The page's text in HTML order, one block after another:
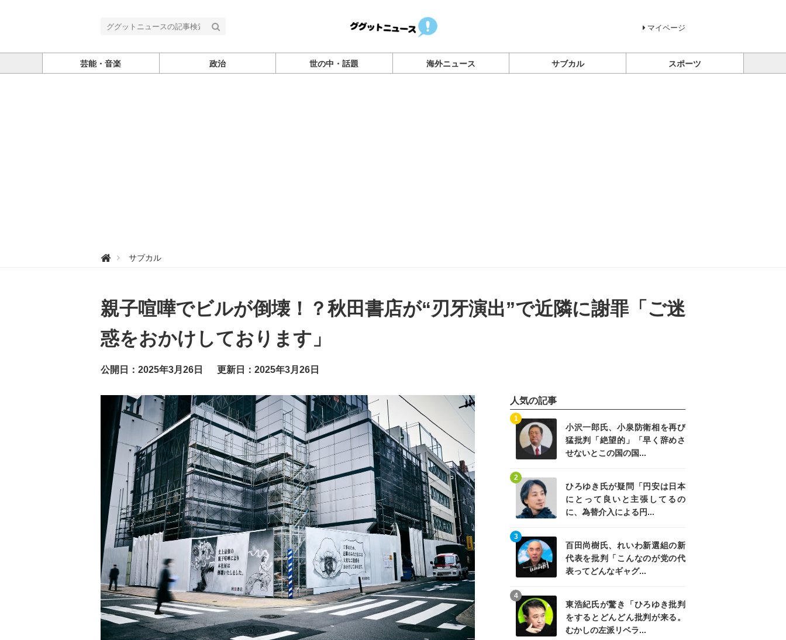
マイページ
芸能・音楽 政治 世の中・話題 海外ニュース サブカル スポーツ
グ
ュ
ー
ス
サブカル
親子喧嘩でビルが倒壊！？秋田書店が“刃牙演出”で近隣に謝罪「ご迷
惑をおかけしております」
公開日：2025年3月26日 更新日：2025年3月26日
人気の記事
小沢一郎氏、小泉防衛相を再び
猛批判「絶望的」「早く辞めさ
せないとこの国の国...
1
ひろゆき氏が疑問「円安は日本
にとって良いと主張してるの
に、為替介入による円...
2
記事を読む
百田尚樹氏、れいわ新選組の新
代表を批判「こんなのが党の代
表ってどんなギャグ...
3
記事を読む
東浩紀氏が驚き「ひろゆき批判
をするとどんどん批判が来る。
むかしの左派リベラ...
4
記事を読む